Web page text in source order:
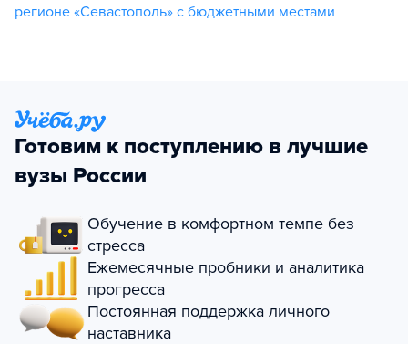
регионе «Севастополь» с бюджетными местами
Готовим к поступлению в лучшие
вузы России
Обучение в комфортном темпе без
стресса
Ежемесячные пробники и аналитика
прогресса
Постоянная поддержка личного
наставника